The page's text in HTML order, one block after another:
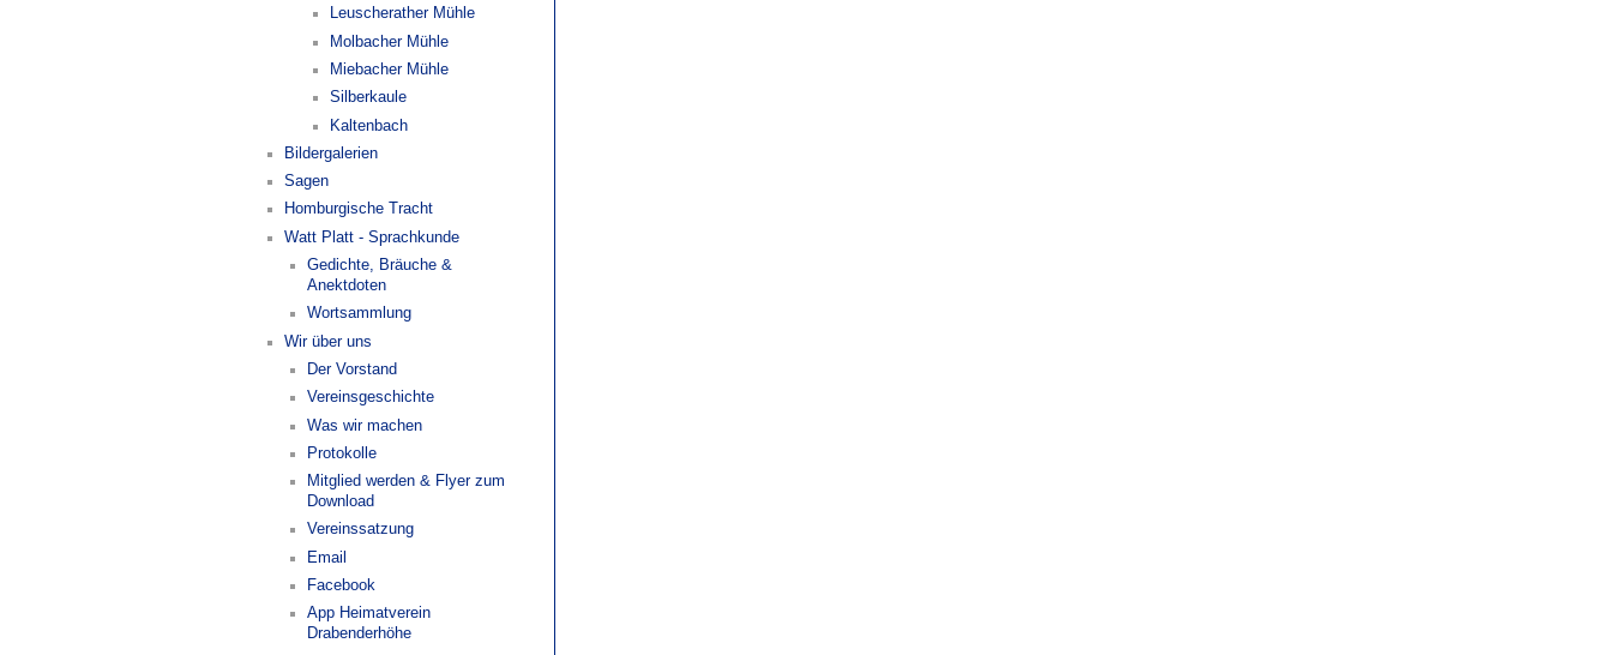
Leuscherather Mühle
Molbacher Mühle
Miebacher Mühle
Silberkaule
Kaltenbach
Bildergalerien
Sagen
Homburgische Tracht
Watt Platt - Sprachkunde
Gedichte, Bräuche &
Anektdoten
Wortsammlung
Wir über uns
Der Vorstand
Vereinsgeschichte
Was wir machen
Protokolle
Mitglied werden & Flyer zum
Download
Vereinssatzung
Email
Facebook
App Heimatverein
Drabenderhöhe